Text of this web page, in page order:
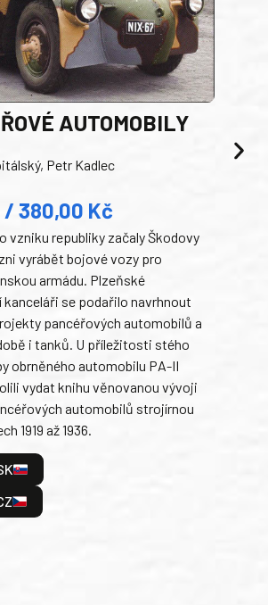
AUTOMOBILY
Petr Kadlec
/ 380,00 Kč
vzniku republiky začaly Škodovy
vyrábět bojové vozy pro
armádu. Plzeňské
se podařilo navrhnout
pancéřových automobilů a
i tanků. U příležitosti stého
obrněného automobilu PA-II
vydat knihu věnovanou vývoji
automobilů strojírnou
1919 až 1936.